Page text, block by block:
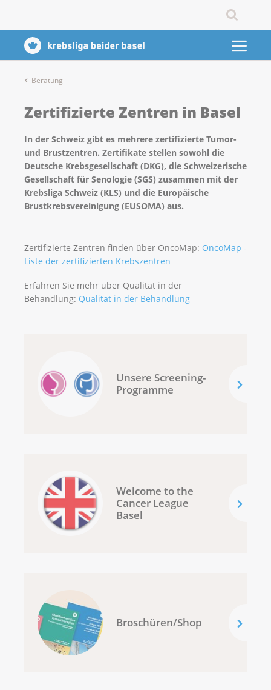
Beratung
Zertifizierte Zentren in Basel
In der Schweiz gibt es mehrere zertifizierte Tumor-
und Brustzentren. Zertifikate stellen sowohl die
Deutsche Krebsgesellschaft (DKG), die Schweizerische
Gesellschaft für Senologie (SGS) zusammen mit der
Krebsliga Schweiz (KLS) und die Europäische
Brustkrebsvereinigung (EUSOMA) aus.
Zertifizierte Zentren finden über OncoMap: OncoMap -
Liste der zertifizierten Krebszentren
Erfahren Sie mehr über Qualität in der
Behandlung: Qualität in der Behandlung
Unsere Screening-
Programme
Welcome to the
Cancer League
Basel
Broschüren/Shop